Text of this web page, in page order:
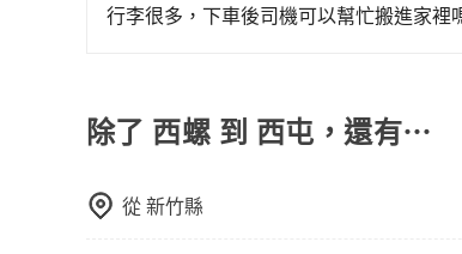
上。通常人數沒有超過10位，建議預約
車、捷運、客運等，或者考慮租車。如
行李很多，下車後司機可以幫忙搬進家裡
除了 西螺 到 西屯，還有⋯
從新竹縣